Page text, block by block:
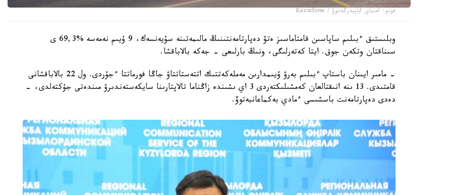
فوتو: اعىباي اياپبەرگەنوۆ / Kazinform
وبلىستىق ءبىلىم ساپاسىن قامتاماسىز ەتۋ دەپارتامەنتىنىڭ مالىمەتىنە سۇيەنسەك، 9 ۇيىم نەمەسە %69,3 ى
سىناقتان وتكەن جوق. ايتا كەتەرلىگى، ونىڭ بارلىعى - جەكە بالاباقشا.
- مامىر ايىنان باستاپ ءبىلىم بەرۋ ۇيىمدارىن مەملەكەتتىك اتتەستاتتاۋ جاڭا فورماتتا ءجۇردى. ول 22 بالاباقشانى
قامتىدى. 13 ىنە انىقتالعان كەمشىلىكتەردى 3 اي ىشىندە زاڭناما تالاپتارىنا سايكەستەندىرۋ مىندەتى جۇكتەلدى، -
دەدى دەپارتامەنت باسشىسى ءمادي بەكماعانبەتوۆ.